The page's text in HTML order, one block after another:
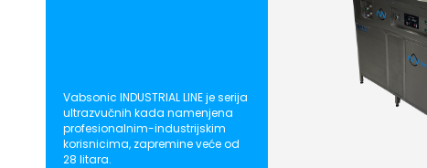
Vabsonic INDUSTRIAL LINE je serija
ultrazvučnih kada namenjena
profesionalnim-industrijskim
korisnicima, zapremine veće od
28 litara.